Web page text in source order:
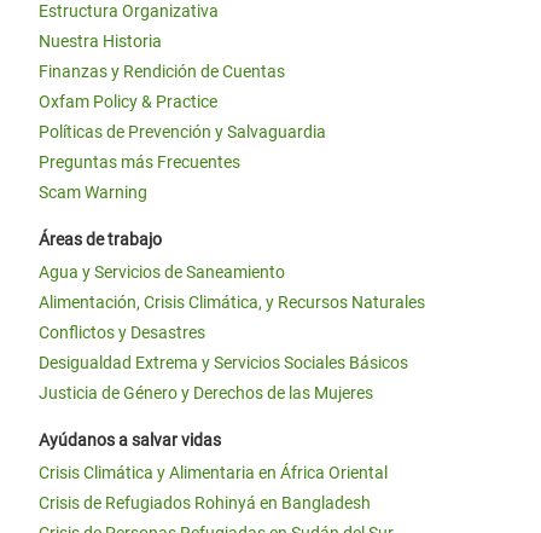
Estructura Organizativa
Nuestra Historia
Finanzas y Rendición de Cuentas
Oxfam Policy & Practice
Políticas de Prevención y Salvaguardia
Preguntas más Frecuentes
Scam Warning
Áreas de trabajo
Agua y Servicios de Saneamiento
Alimentación, Crisis Climática, y Recursos Naturales
Conflictos y Desastres
Desigualdad Extrema y Servicios Sociales Básicos
Justicia de Género y Derechos de las Mujeres
Ayúdanos a salvar vidas
Crisis Climática y Alimentaria en África Oriental
Crisis de Refugiados Rohinyá en Bangladesh